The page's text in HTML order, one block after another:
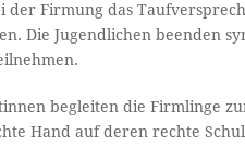
der Firmung das
Die Jugendlichen beenden
begleiten die Firmlinge
Hand auf deren rechte